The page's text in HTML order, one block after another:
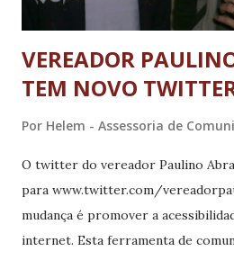
VEREADOR
TEM NOVO
Por Helem - Assessoria de
O twitter do vereador Paulino
para www.twitter.com/
mudança é promover a
internet. Esta ferramenta de